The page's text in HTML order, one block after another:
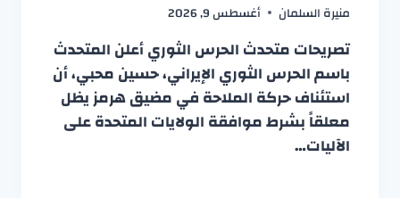
منيرة السلمان أغسطس 9, 2026
تصريحات متحدث الحرس الثوري أعلن المتحدث
باسم الحرس الثوري الإيراني، حسين محبي، أن
استئناف حركة الملاحة في مضيق هرمز يظل
معلقاً بشرط موافقة الولايات المتحدة على
الآليات…